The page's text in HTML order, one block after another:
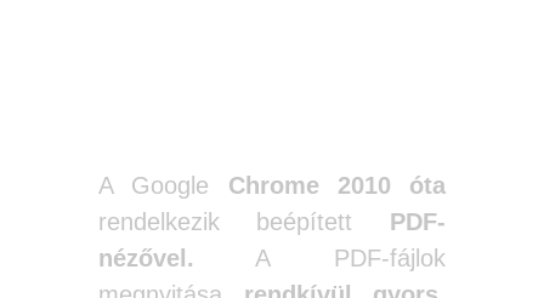
A Google Chrome 2010 óta
rendelkezik beépített PDF-
nézővel. A PDF-fájlok